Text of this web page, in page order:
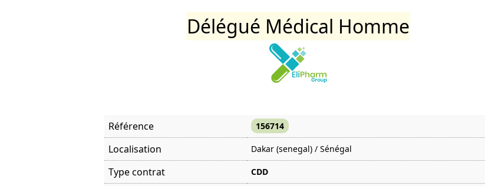
Délégué Médical Homme
Référence 156714
Localisation Dakar (senegal) / Sénégal
Type contrat CDD